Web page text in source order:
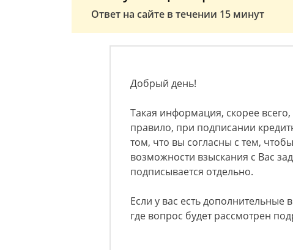
Ответ на сайте в течении 15 минут
Добрый день!
Такая информация, скорее
правило, при подписании
том, что вы согласны с тем,
возможности взыскания с Вас
подписывается отдельно.
Если у вас есть дополнительные
где вопрос будет рассмотрен